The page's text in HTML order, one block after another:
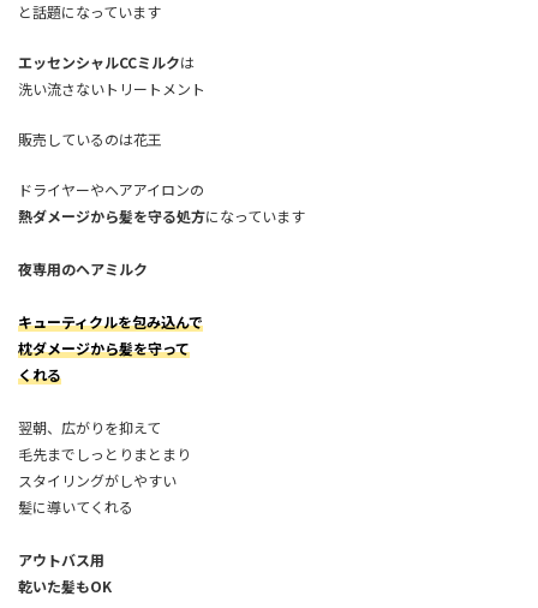
と話題になっています
エッセンシャルCCミルクは
洗い流さないトリートメント
販売しているのは花王
ドライヤーやヘアアイロンの
熱ダメージから髪を守る処方になっています
夜専用のヘアミルク
キューティクルを包み込んで
枕ダメージから髪を守って
くれる
翌朝、広がりを抑えて
毛先までしっとりまとまり
スタイリングがしやすい
髪に導いてくれる
アウトバス用
乾いた髪もOK